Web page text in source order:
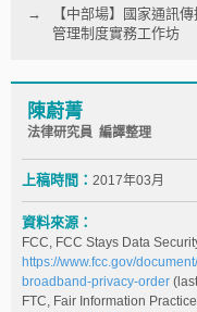
【中部場】國家通訊
管理制度實務工作坊
陳蔚菁
法律研究員 編譯整理
上稿時間： 2017年03月
資料來源：
FCC, FCC Stays Data
https://www.fcc.gov/
broadband-privacy-order
FTC, Fair Information Practice